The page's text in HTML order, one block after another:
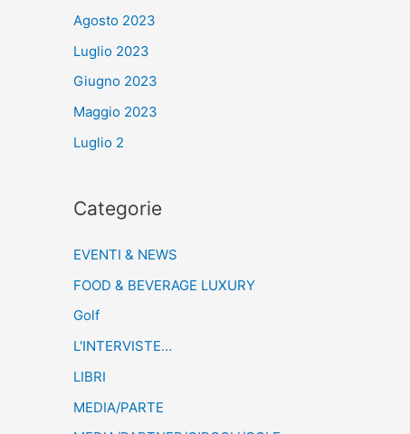
Agosto 2023
Luglio 2023
Giugno 2023
Maggio 2023
Luglio 2
Categorie
EVENTI & NEWS
FOOD & BEVERAGE LUXURY
Golf
L'INTERVISTE…
LIBRI
MEDIA/PARTE